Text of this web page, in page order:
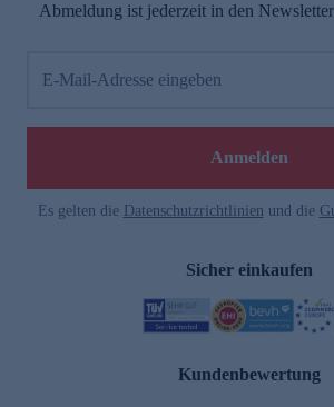
Abmeldung ist jederzeit in den
E-Mail-Adresse eingeben
Anmelden
Es gelten die Datenschutzrichtlinien und die
Sicher einkaufen
Kundenbewertung